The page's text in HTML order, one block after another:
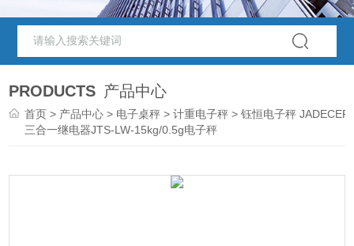
PRODUCTS 产品中心
首页 > 产品中心 > 电子桌秤 >计重电子秤 > 钰恒电子秤 JADECER
三合一继电器JTS-LW-15kg/0.5g电子秤